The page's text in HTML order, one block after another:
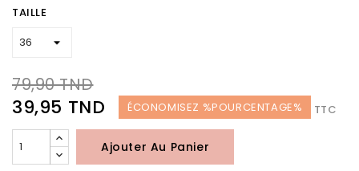
TAILLE
79,90 TND
39,95 TND ÉCONOMISEZ %POURCENTAGE% TTC
Ajouter Au Panier